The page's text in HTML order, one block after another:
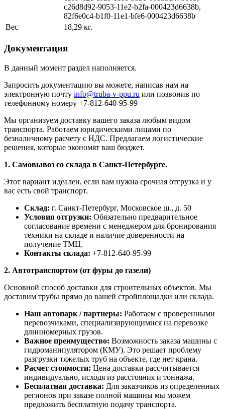
c26d8d92-9053-11e2-b2fa-000423d6638b,
82f6e0c4-b1f0-11e1-bfe6-000423d6638b
Вес
18,29 кг.
Документация
В данный момент раздел наполняется.
Запросить документацию вы можете, написав нам на
электронную почту info@truba-v-ppu.ru или позвонив по
телефонному номеру +7-812-640-95-99
Мы организуем доставку вашего заказа любым видом
транспорта. Работаем юридическими лицами по
безналичному расчету с НДС. Предлагаем логистические
решения, которые экономят ваш бюджет.
1. Самовывоз со склада в Санкт-Петербурге.
Этот вариант идеален, если вам нужна срочная отгрузка и у
вас есть свой транспорт.
Склад: г. Санкт-Петербург, Московское ш., д. 50
Условия отгрузки: Обязательно предварительное
согласование времени с менеджером для бронирования
техники на складе и наличие доверенности на
получение ТМЦ.
Контакты склада: +7-812-640-95-99
2. Автотранспортом (от фуры до газели)
Основной способ доставки для строительных объектов. Мы
доставим трубы прямо до вашей стройплощадки или склада.
Наш автопарк / партнеры: Работаем с проверенными
перевозчиками, специализирующимися на перевозке
длинномерных грузов.
Важное преимущество: Возможность заказа машины с
гидроманипулятором (КМУ). Это решает проблему
разгрузки тяжелых труб на объекте, где нет крана.
Расчет стоимости: Цена доставки рассчитывается
индивидуально, исходя из расстояния и тоннажа.
Бесплатная доставка: Для заказчиков из определенных
регионов при заказе полной машины мы можем
предложить бесплатную подачу транспорта.